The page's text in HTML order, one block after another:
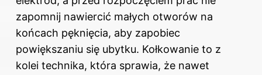
zapomnij nawiercić małych otworów na
końcach pęknięcia, aby zapobiec
powiększaniu się ubytku. Kołkowanie to z
kolei technika, która sprawia, że nawet